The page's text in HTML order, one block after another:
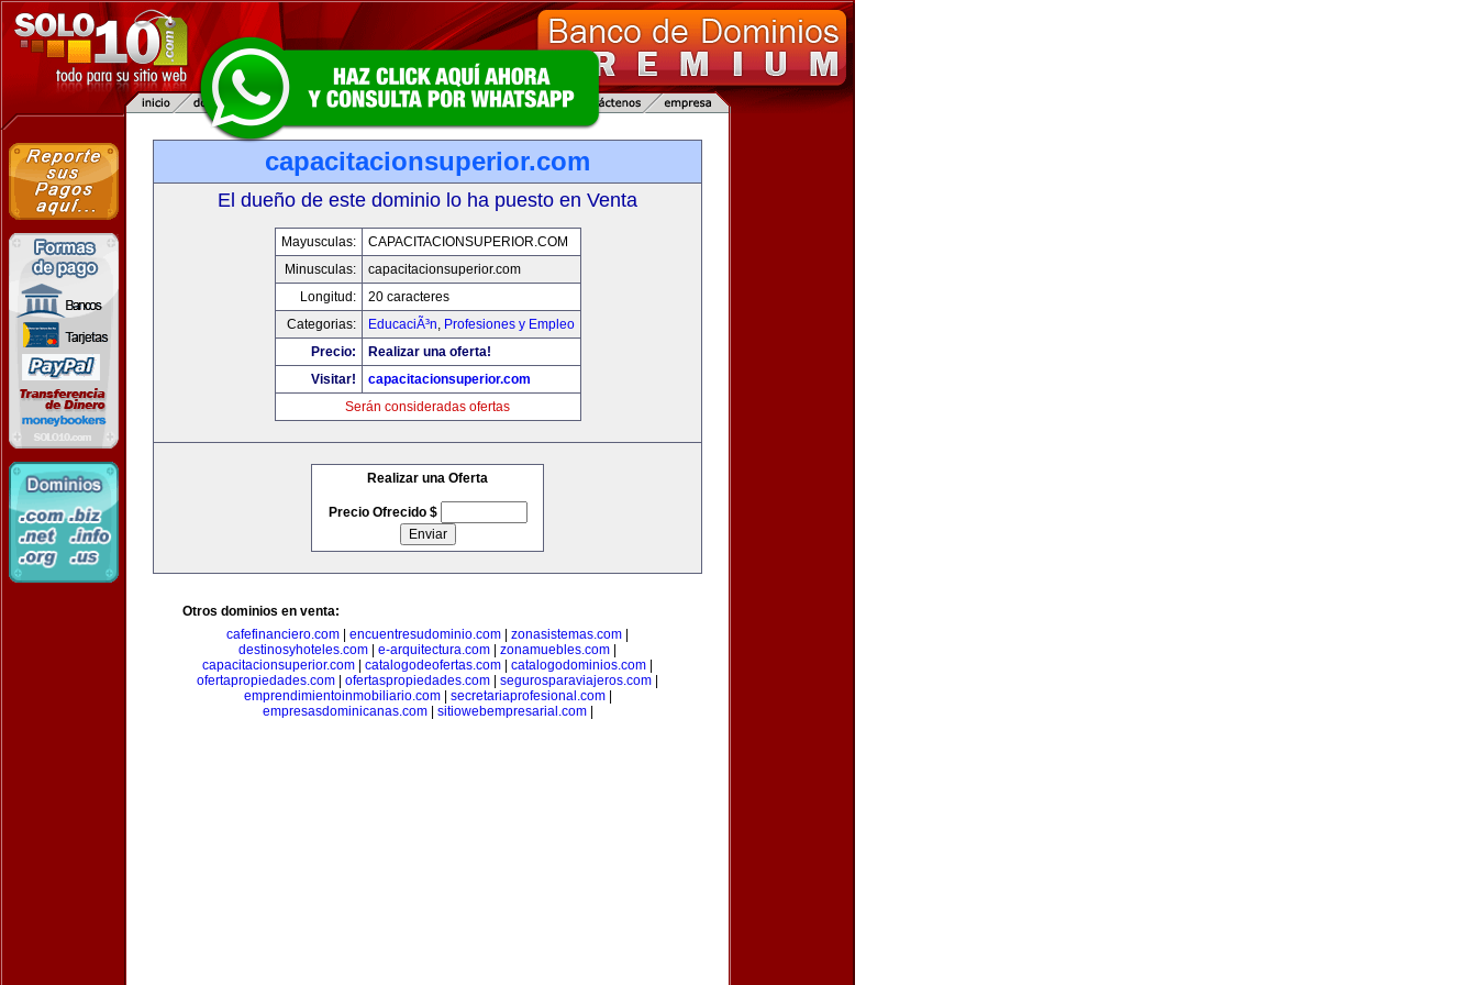
capacitacionsuperior.com
El dueño de este dominio lo ha puesto en Venta
Mayusculas:
CAPACITACIONSUPERIOR.COM
Minusculas:
capacitacionsuperior.com
Longitud:
20 caracteres
Categorias:
EducaciÃ³n, Profesiones y Empleo
Precio:
Realizar una oferta!
Visitar!
capacitacionsuperior.com
Serán consideradas ofertas
Realizar una Oferta
Precio Ofrecido $
Otros dominios en venta:
cafefinanciero.com
encuentresudominio.com zonasistemas.com
destinosyhoteles.com
e-arquitectura.com zonamuebles.com
capacitacionsuperior.com
catalogodeofertas.com catalogodominios.com
ofertapropiedades.com
ofertaspropiedades.com segurosparaviajeros.com
emprendimientoinmobiliario.com| secretariaprofesional.com|
empresasdominicanas.com| sitiowebempresarial.com|